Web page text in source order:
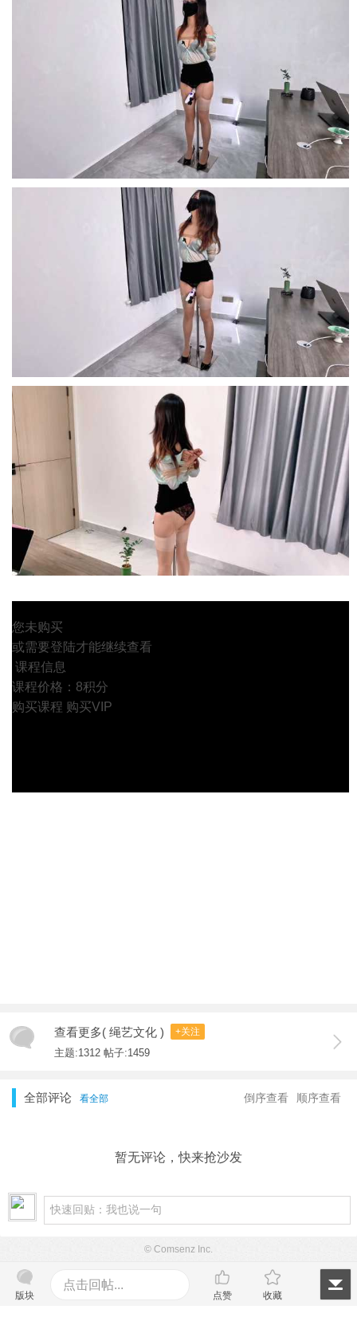
您未购买
或需要登陆才能继续查看
课程信息
课程价格：8积分
购买课程 购买VIP
查看更多( 绳艺文化 ) +关注
主题:1312 帖子:1459
全部评论 看全部 顺序查看
倒序查看
暂无评论，快来抢沙发
版块
点击回帖...
点赞 收藏
© Comsenz Inc.